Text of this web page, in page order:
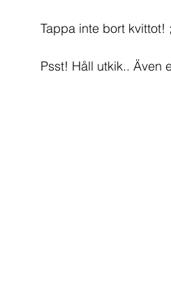
Tappa inte bort kvittot!
Psst! Håll utkik.. Även